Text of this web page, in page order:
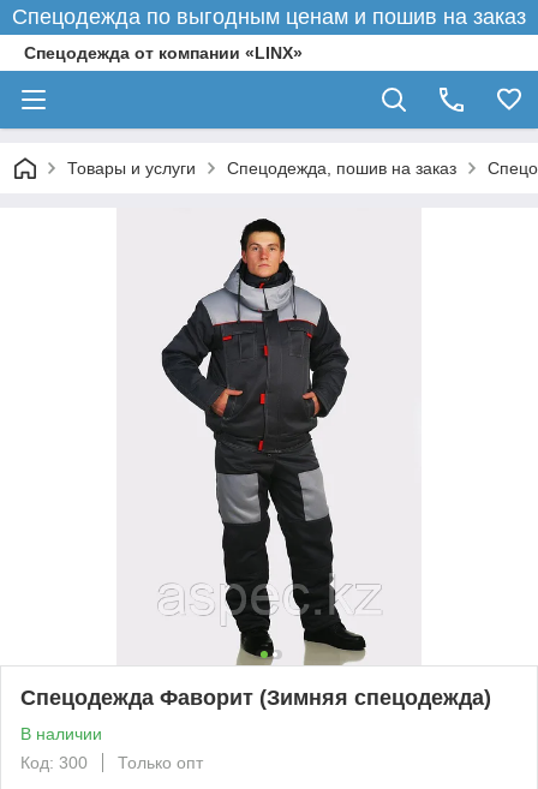
Спецодежда по выгодным ценам и пошив на заказ
Спецодежда от компании «LINX»
Товары и услуги Спецодежда, пошив на заказ
Спецодежда Фаворит (Зимняя спецодежда)
В наличии
Код: 300
Только опт